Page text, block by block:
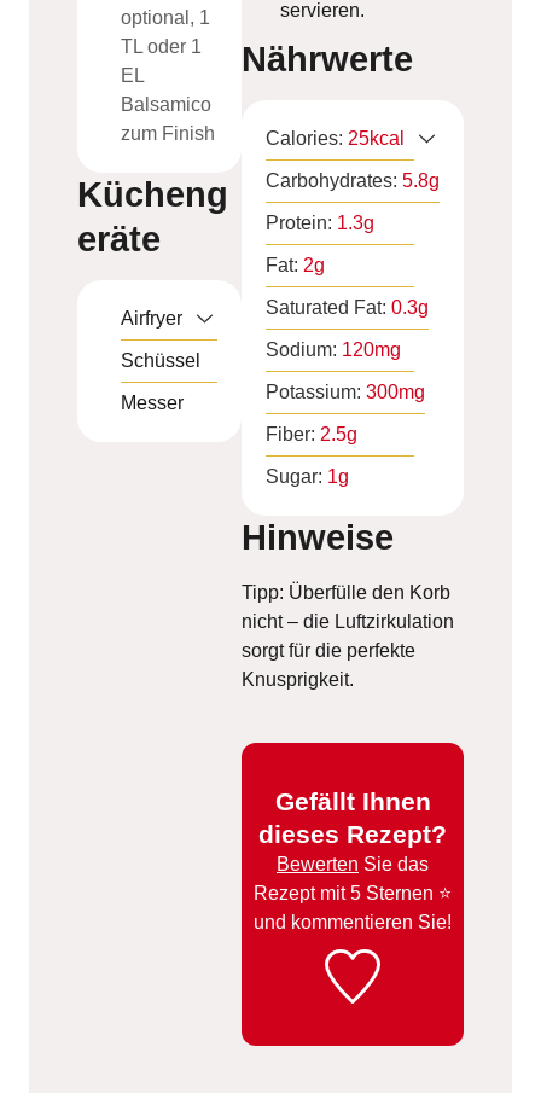
optional, 1
TL oder 1
EL
Balsamico
zum Finish
Kücheng
eräte
Airfryer
Schüssel
Messer
servieren.
Nährwerte
Calories: 25kcal
Carbohydrates: 5.8g
Protein: 1.3g
Fat: 2g
Saturated Fat: 0.3g
Sodium: 120mg
Potassium: 300mg
Fiber: 2.5g
Sugar: 1g
Hinweise
Tipp: Überfülle den Korb
nicht – die Luftzirkulation
sorgt für die perfekte
Knusprigkeit.
Gefällt Ihnen
dieses Rezept?
Bewerten Sie das
Rezept mit 5 Sternen ⭐️
und kommentieren Sie!